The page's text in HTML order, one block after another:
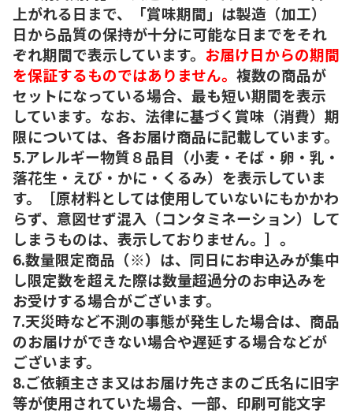
上がれる日まで、「賞味期間」は製造（加工）
日から品質の保持が十分に可能な日までをそれ
ぞれ期間で表示しています。 お届け日からの期間
を保証するものではありません。 複数の商品が
セットになっている場合、最も短い期間を表示
しています。なお、法律に基づく賞味（消費）期
限については、各お届け商品に記載しています。
5.アレルギー物質８品目（小麦・そば・卵・乳・
落花生・えび・かに・くるみ）を表示していま
す。［原材料としては使用していないにもかかわ
らず、意図せず混入（コンタミネーション）して
しまうものは、表示しておりません。］。
6.数量限定商品（※）は、同日にお申込みが集中
し限定数を超えた際は数量超過分のお申込みを
お受けする場合がございます。
7.天災時など不測の事態が発生した場合は、商品
のお届けができない場合や遅延する場合などが
ございます。
8.ご依頼主さま又はお届け先さまのご氏名に旧字
等が使用されていた場合、一部、印刷可能文字